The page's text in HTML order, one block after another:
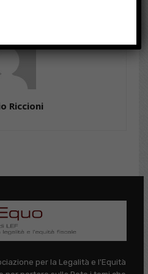
Riccioni
per la Legalità e l'Equità